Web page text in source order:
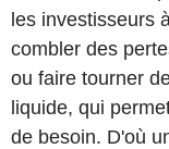
les investisseurs
combler des
ou faire tourner
liquide, qui
de besoin. D'où